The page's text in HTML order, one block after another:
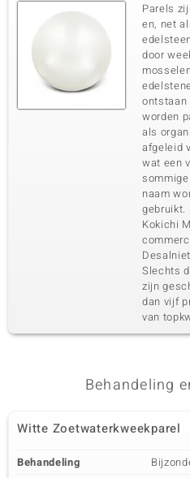
Parels
en, net
door
ontstaan
worden
als
afgeleid
wat een
naam
gebruikt.
Kokichi
Slechts
zijn
dan vijf
van
Behandeling
Witte Zoetwaterkweekparel
Behandeling